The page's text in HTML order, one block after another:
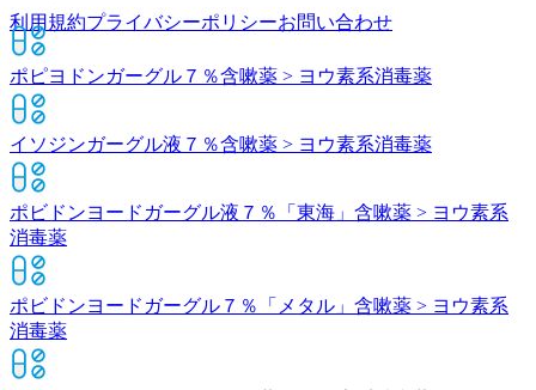
ポピヨドンガーグル７％含嗽薬 > ヨウ素系消毒薬
イソジンガーグル液７％含嗽薬 > ヨウ素系消毒薬
ポビドンヨードガーグル液７％「東海」 含嗽薬 > ヨウ素系
消毒薬
ポビドンヨードガーグル７％「メタル」 含嗽薬 > ヨウ素系
消毒薬
利用規約プライバシーポリシーお問い合わせ